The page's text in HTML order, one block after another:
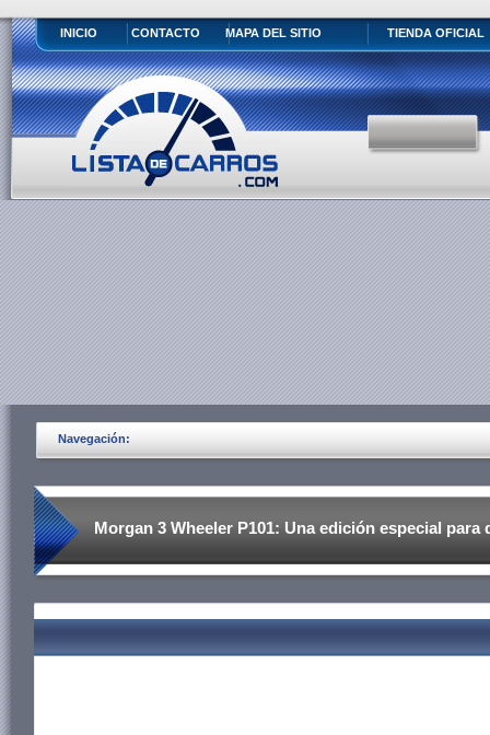
INICIO CONTACTO MAPA DEL SITIO TIENDA OFICIAL
Navegación:
Morgan 3 Wheeler P101: Una edición especial